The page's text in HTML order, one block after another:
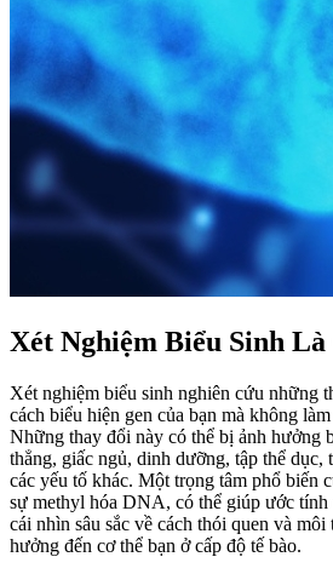
Xét Nghiệm Biểu Sinh Là
Xét nghiệm biểu sinh nghiên cứu những
cách biểu hiện gen của bạn mà không
Những thay đổi này có thể bị ảnh hưởng
thẳng, giấc ngủ, dinh dưỡng, tập thể
các yếu tố khác. Một trọng tâm phổ biến
sự methyl hóa DNA, có thể giúp ước tính
cái nhìn sâu sắc về cách thói quen và
hưởng đến cơ thể bạn ở cấp độ tế bào.